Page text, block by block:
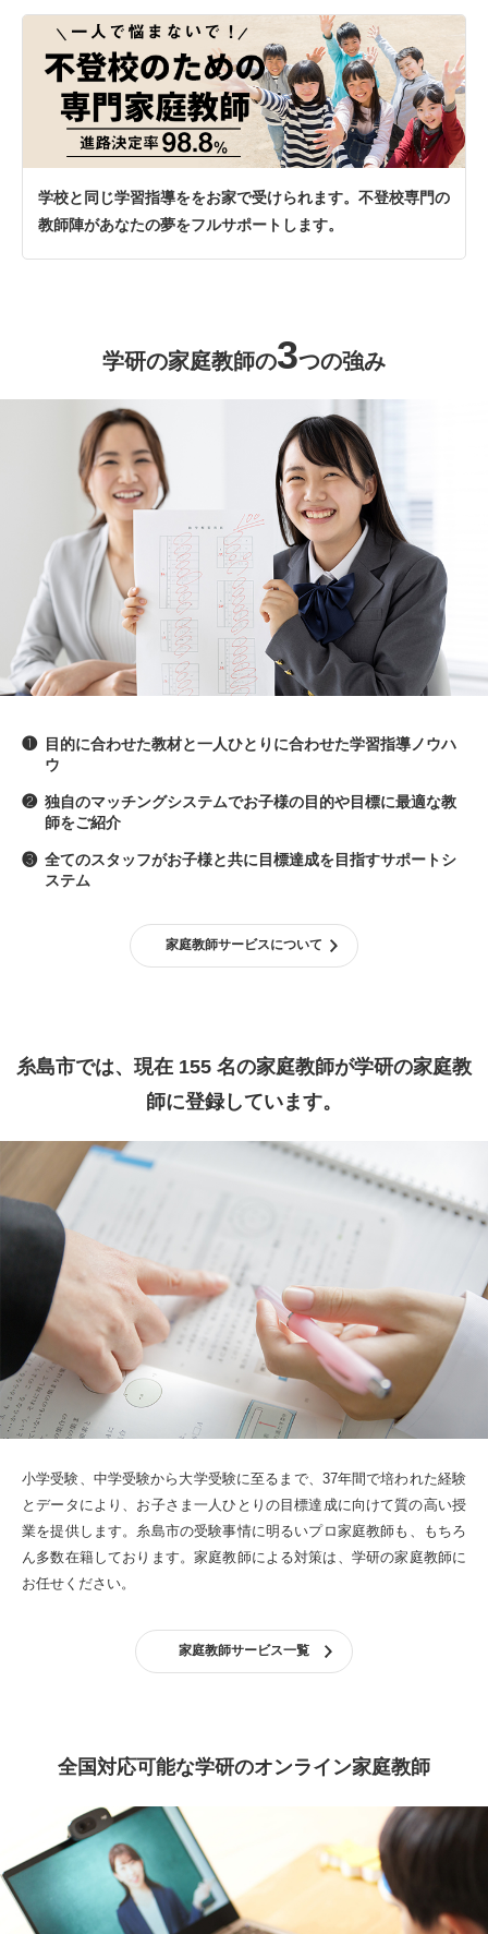
学校と同じ学習指導ををお家で受けられます。不登校専門の
教師陣があなたの夢をフルサポートします。
学研の家庭教師の3つの強み
❶
目的に合わせた教材と一人ひとりに合わせた学習指導ノウハ
ウ
❷ 独自のマッチングシステムでお子様の目的や目標に最適な教
師をご紹介
❸ 全てのスタッフがお子様と共に目標達成を目指すサポートシ
ステム
家庭教師サービスについて
糸島市では、現在 155 名の家庭教師が学研の家庭教
師に登録しています。
小学受験、中学受験から大学受験に至るまで、37年間で培われた経験
とデータにより、お子さま一人ひとりの目標達成に向けて質の高い授
業を提供します。 糸島市の受験事情に明るいプロ家庭教師も、もちろ
ん多数在籍しております。 家庭教師による対策は、学研の家庭教師に
お任せください。
家庭教師サービス一覧
全国対応可能な学研のオンライン家庭教師